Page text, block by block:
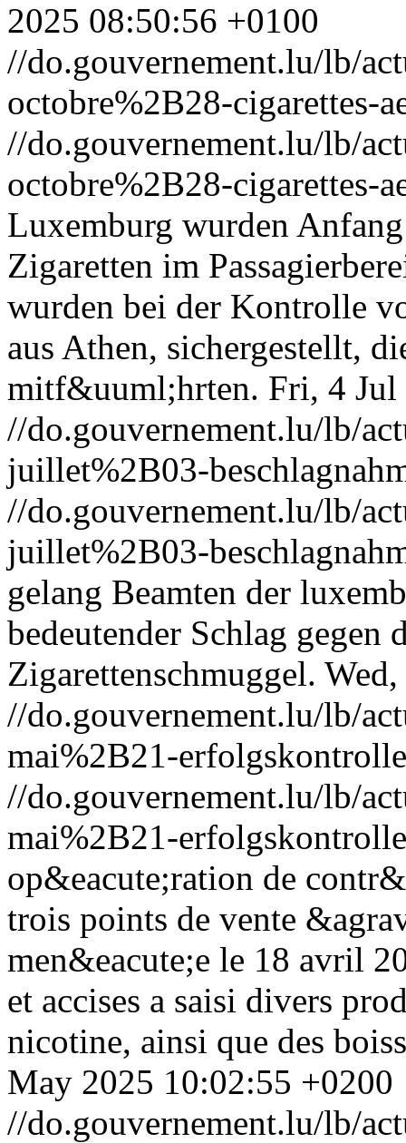
2025 08:50:56 +0100
//do.gouvernement.lu/lb/
octobre%2B28-cigarettes-
//do.gouvernement.lu/lb/
octobre%2B28-cigarettes-
Luxemburg wurden
Zigaretten im
wurden bei der Kontrolle
aus Athen, sichergestellt,
mitf&uuml;hrten. Fri, 4 Jul
//do.gouvernement.lu/lb/
juillet%2B03-
//do.gouvernement.lu/lb/
juillet%2B03-
gelang Beamten der
bedeutender Schlag gegen
Zigarettenschmuggel.
//do.gouvernement.lu/lb/
mai%2B21-
//do.gouvernement.lu/lb/
mai%2B21-
op&eacute;ration de
trois points de vente
men&eacute;e le 18 avril
et accises a saisi divers
nicotine, ainsi que des
May 2025 10:02:55 +0200
//do.gouvernement.lu/lb/